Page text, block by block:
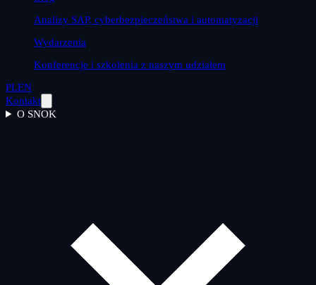
Analizy SAP, cyberbezpieczeństwa i automatyzacji
Wydarzenia
Konferencje i szkolenia z naszym udziałem
PLEN
Kontakt
O SNOK